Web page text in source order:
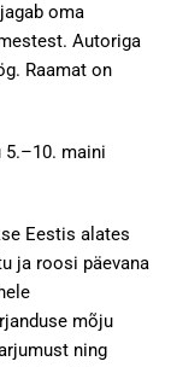
oma
Autoriga
Raamat on
5.–10. maini
Eestis alates
ja roosi päevana
mõju
ning